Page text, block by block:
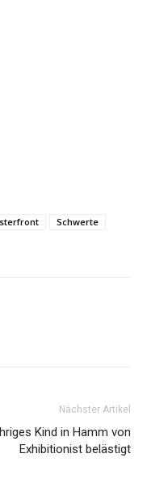
Schwerte
Nächster Artikel
Kind in Hamm von
Exhibitionist belästigt